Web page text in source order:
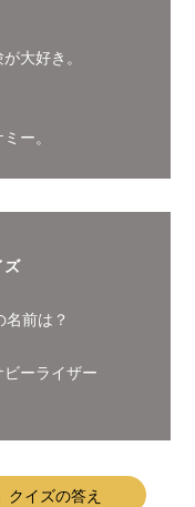
大好き。
ー。
ズ
前は？
ーライザー
クイズの答え